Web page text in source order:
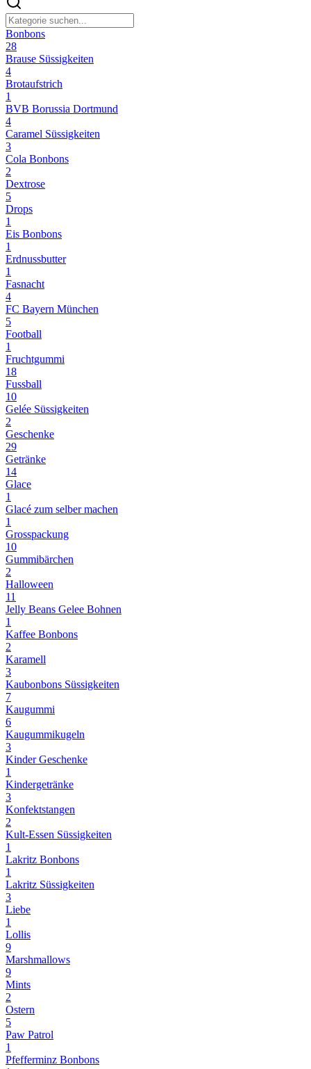
Bonbons
28
Brause Süssigkeiten
4
Brotaufstrich
1
BVB Borussia Dortmund
4
Caramel Süssigkeiten
3
Cola Bonbons
2
Dextrose
5
Drops
1
Eis Bonbons
1
Erdnussbutter
1
Fasnacht
4
FC Bayern München
5
Football
1
Fruchtgummi
18
Fussball
10
Gelée Süssigkeiten
2
Geschenke
29
Getränke
14
Glace
1
Glacé zum selber machen
1
Grosspackung
10
Gummibärchen
2
Halloween
11
Jelly Beans Gelee Bohnen
1
Kaffee Bonbons
2
Karamell
3
Kaubonbons Süssigkeiten
7
Kaugummi
6
Kaugummikugeln
3
Kinder Geschenke
1
Kindergetränke
3
Konfektstangen
2
Kult-Essen Süssigkeiten
1
Lakritz Bonbons
1
Lakritz Süssigkeiten
3
Liebe
1
Lollis
9
Marshmallows
9
Mints
2
Ostern
5
Paw Patrol
1
Pfefferminz Bonbons